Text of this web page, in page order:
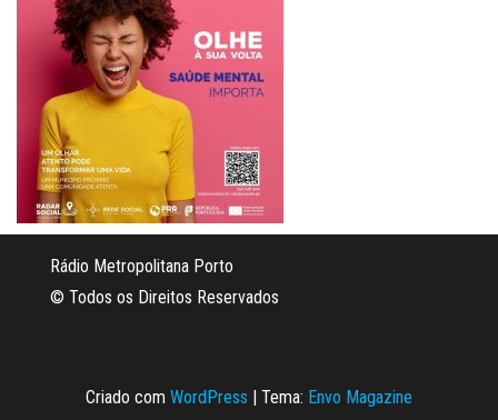
Rádio Metropolitana Porto
© Todos os Direitos Reservados
Criado com WordPress | Tema: Envo Magazine